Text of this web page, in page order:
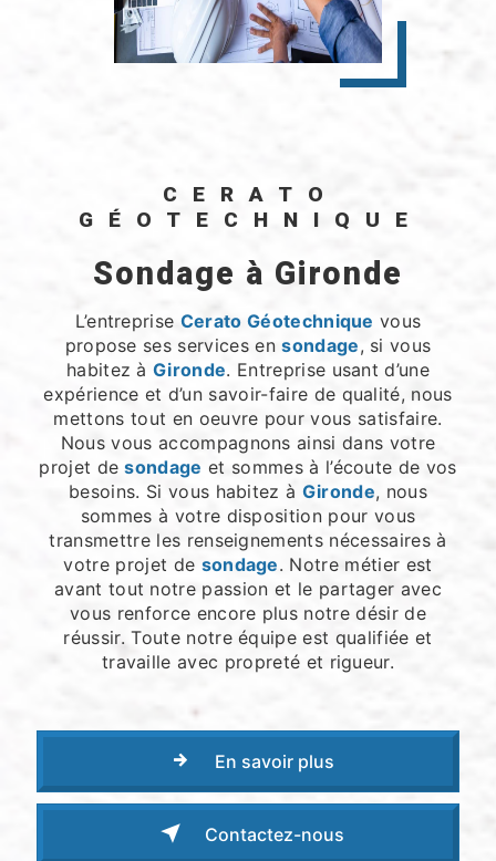
CERATO
GÉOTECHNIQUE
sondage à Gironde
L’entreprise Cerato Géotechnique vous
propose ses services ensondage, si vous
habitez àGironde. Entreprise usant d’une
expérience et d’un savoir-faire de qualité, nous
mettons tout en oeuvre pour vous satisfaire.
Nous vous accompagnons ainsi dans votre
projet desondage et sommes à l’écoute de vos
besoins. Si vous habitez à Gironde, nous
sommes à votre disposition pour vous
transmettre les renseignements nécessaires à
votre projet de sondage. Notre métier est
avant tout notre passion et le partager avec
vous renforce encore plus notre désir de
réussir. Toute notre équipe est qualifiée et
travaille avec propreté et rigueur.
En savoir plus
Contactez-nous